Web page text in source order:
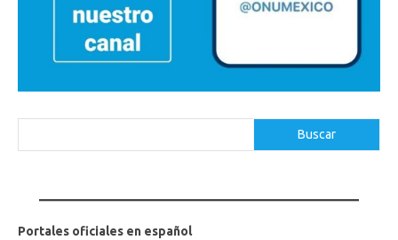
Buscar
Portales oficiales en español